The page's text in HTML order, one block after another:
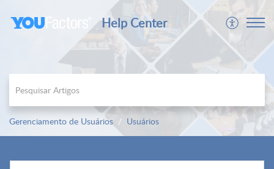
Help Center
Gerenciamento de Usuários Usuários